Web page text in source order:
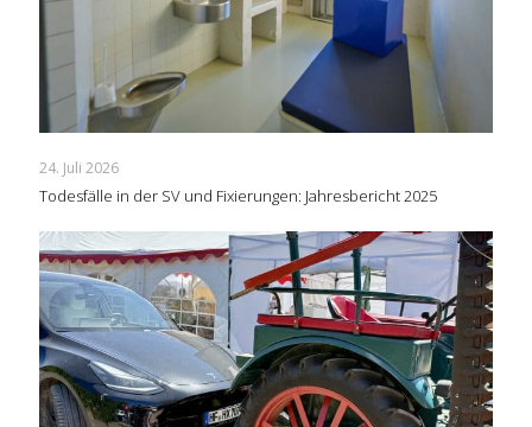
24. Juli 2026
Todesfälle in der SV und Fixierungen: Jahresbericht 2025